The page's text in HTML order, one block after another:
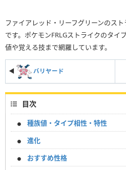
ファイアレッド・リーフグリーンのス
です。ポケモンFRLGストライクのタイ
値や覚える技まで網羅しています。
◀ バリヤード
目次
種族値・タイプ相性・特性
進化
おすすめ性格